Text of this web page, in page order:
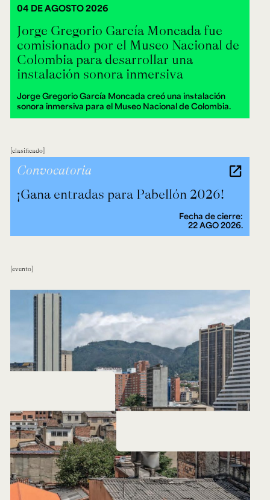
Jorge Gregorio García Moncada fue
comisionado por el Museo Nacional de
Colombia para desarrollar una
instalación sonora inmersiva
Jorge Gregorio García Moncada creó una instalación
sonora inmersiva para el Museo Nacional de Colombia.
04 DE AGOSTO 2026
clasificado
¡Gana entradas para Pabellón 2026!
Convocatoria
Fecha de cierre:
22 AGO 2026.
evento